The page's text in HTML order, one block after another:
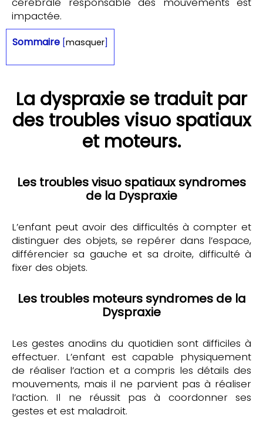
impactée.
Sommaire [masquer]
La dyspraxie se traduit par
des troubles visuo spatiaux
et moteurs.
Les troubles visuo spatiaux syndromes
de la Dyspraxie
L’enfant peut avoir des difficultés à compter et
distinguer des objets, se repérer dans l’espace,
différencier sa gauche et sa droite, difficulté à
fixer des objets.
Les troubles moteurs syndromes de la
Dyspraxie
Les gestes anodins du quotidien sont difficiles à
effectuer. L’enfant est capable physiquement
de réaliser l’action et a compris les détails des
mouvements, mais il ne parvient pas à réaliser
l’action. Il ne réussit pas à coordonner ses
gestes et est maladroit.